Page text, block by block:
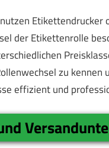
der Etikettenrolle
zu
effizient und